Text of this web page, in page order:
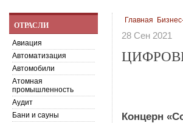
Главная
28 Сен 2021
Концерн
ОТРАСЛИ
Авиация
Автоматизация
Автомобили
Атомная
промышленность
Аудит
Бани и сауны